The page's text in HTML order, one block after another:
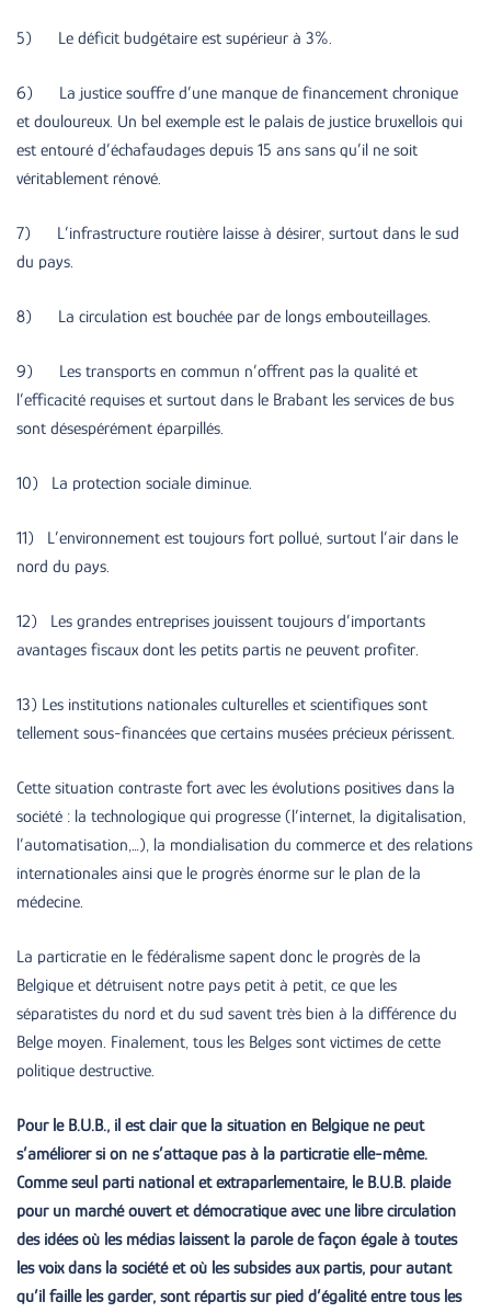
5) Le déficit budgétaire est supérieur à 3%.
6) La justice souffre d’une manque de financement chronique
et douloureux. Un bel exemple est le palais de justice bruxellois qui
est entouré d’échafaudages depuis 15 ans sans qu’il ne soit
véritablement rénové.
7) L’infrastructure routière laisse à désirer, surtout dans le sud
du pays.
8) La circulation est bouchée par de longs embouteillages.
9) Les transports en commun n’offrent pas la qualité et
l’efficacité requises et surtout dans le Brabant les services de bus
sont désespérément éparpillés.
10) La protection sociale diminue.
11) L’environnement est toujours fort pollué, surtout l’air dans le
nord du pays.
12) Les grandes entreprises jouissent toujours d’importants
avantages fiscaux dont les petits partis ne peuvent profiter.
13) Les institutions nationales culturelles et scientifiques sont
tellement sous-financées que certains musées précieux périssent.
Cette situation contraste fort avec les évolutions positives dans la
société : la technologique qui progresse (l’internet, la digitalisation,
l’automatisation,…), la mondialisation du commerce et des relations
internationales ainsi que le progrès énorme sur le plan de la
médecine.
La particratie en le fédéralisme sapent donc le progrès de la
Belgique et détruisent notre pays petit à petit, ce que les
séparatistes du nord et du sud savent très bien à la différence du
Belge moyen. Finalement, tous les Belges sont victimes de cette
politique destructive.
Pour le B.U.B., il est clair que la situation en Belgique ne peut
s’améliorer si on ne s’attaque pas à la particratie elle-même.
Comme seul parti national et extraparlementaire, le B.U.B. plaide
pour un marché ouvert et démocratique avec une libre circulation
des idées où les médias laissent la parole de façon égale à toutes
les voix dans la société et où les subsides aux partis, pour autant
qu’il faille les garder, sont répartis sur pied d’égalité entre tous les